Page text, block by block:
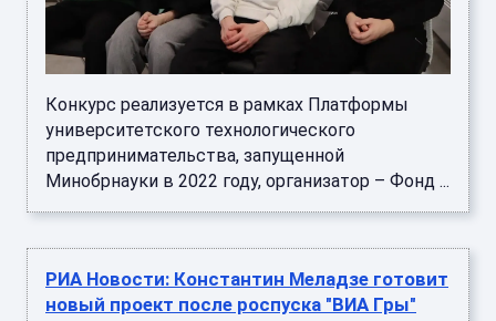
Конкурс реализуется в рамках Платформы
университетского технологического
предпринимательства, запущенной
Минобрнауки в 2022 году, организатор – Фонд ...
РИА Новости: Константин Меладзе готовит
новый проект после роспуска "ВИА Гры"